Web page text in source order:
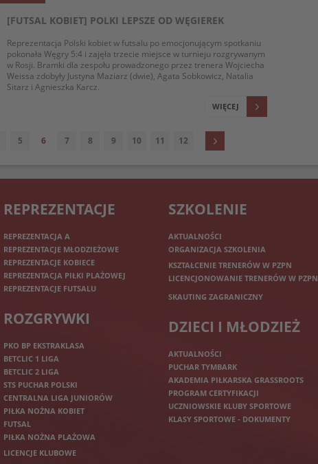
[FUTSAL KOBIET] POLKI LEPSZE OD WĘGIEREK
Reprezentacja Polski kobiet w futsalu po emocjonującym spotkaniu
pokonała Węgry 5:4 i zajęła trzecie miejsce w turnieju rozgrywanym
w Rosji. Bramki dla zespołu prowadzonego przez trenera Wojciecha
Weissa zdobyły Justyna Maziarz (dwie), Agata Sobkowicz, Natalia
Sitarz i Agnieszka Karcz.
WIĘCEJ
5 6 7 8 9 10 11 12
REPREZENTACJE
REPREZENTACJA A
REPREZENTACJE MŁODZIEŻOWE
REPREZENTACJE KOBIECE
REPREZENTACJA PIŁKI PLAŻOWEJ
REPREZENTACJE FUTSALU
ROZGRYWKI
PKO BP EKSTRAKLASA
BETCLIC 1 LIGA
BETCLIC 2 LIGA
STS PUCHAR POLSKI
CENTRALNA LIGA JUNIORÓW
PIŁKA NOŻNA KOBIET
FUTSAL
PIŁKA NOŻNA PLAŻOWA
LICENCJE KLUBOWE
SZKOLENIE
AKTUALNOŚCI
ORGANIZACJA SZKOLENIA
KSZTAŁCENIE TRENERÓW W PZPN
LICENCJONOWANIE TRENERÓW W PZPN
SKAUTING ZAGRANICZNY
DZIECI I MŁODZIEŻ
AKTUALNOŚCI
PUCHAR TYMBARK
AKADEMIA PIŁKARSKA GRASSROOTS
PROGRAM CERTYFIKACJI
UCZNIOWSKIE KLUBY SPORTOWE
KLASY SPORTOWE - DOKUMENTY